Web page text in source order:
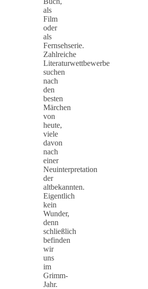
als
Film
oder
als
Fernsehserie.
Zahlreiche
Literaturwettbewerbe
suchen
nach
den
besten
Märchen
von
heute,
viele
davon
nach
einer
Neuinterpretation
der
altbekannten.
Eigentlich
kein
Wunder,
denn
schließlich
befinden
wir
uns
im
Grimm-
Jahr.